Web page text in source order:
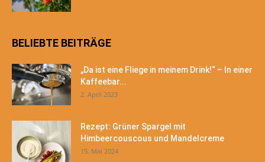
BELIEBTE BEITRÄGE
„Da ist eine Fliege in meinem Drink!“ – In einer
Kaffeebar...
2. April 2023
Rezept: Grüner Spargel mit
Himbeercouscous und ­Mandelcreme
15. Mai 2024